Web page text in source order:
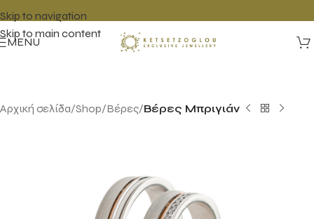
Skip to navigation
Skip to main content
MENU
Αρχική σελίδα Shop Βέρες Βέρες Μπριγιάν